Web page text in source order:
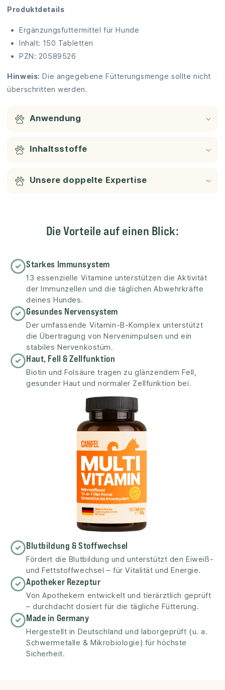
Produktdetails
Ergänzungsfuttermittel für Hunde
Inhalt: 150 Tabletten
PZN: 20589526
Hinweis: Die angegebene Fütterungsmenge sollte nicht
überschritten werden.
Anwendung
Inhaltsstoffe
Unsere doppelte Expertise
Die Vorteile auf einen Blick:
Starkes Immunsystem
13 essenzielle Vitamine unterstützen die Aktivität
der Immunzellen und die täglichen Abwehrkräfte
deines Hundes.
Gesundes Nervensystem
Der umfassende Vitamin-B-Komplex unterstützt
die Übertragung von Nervenimpulsen und ein
stabiles Nervenkostüm.
Haut, Fell & Zellfunktion
Biotin und Folsäure tragen zu glänzendem Fell,
gesunder Haut und normaler Zellfunktion bei.
Blutbildung & Stoffwechsel
Fördert die Blutbildung und unterstützt den Eiweiß-
und Fettstoffwechsel – für Vitalität und Energie.
Apotheker Rezeptur
Von Apothekern entwickelt und tierärztlich geprüft
– durchdacht dosiert für die tägliche Fütterung.
Made in Germany
Hergestellt in Deutschland und laborgeprüft (u. a.
Schwermetalle & Mikrobiologie) für höchste
Sicherheit.